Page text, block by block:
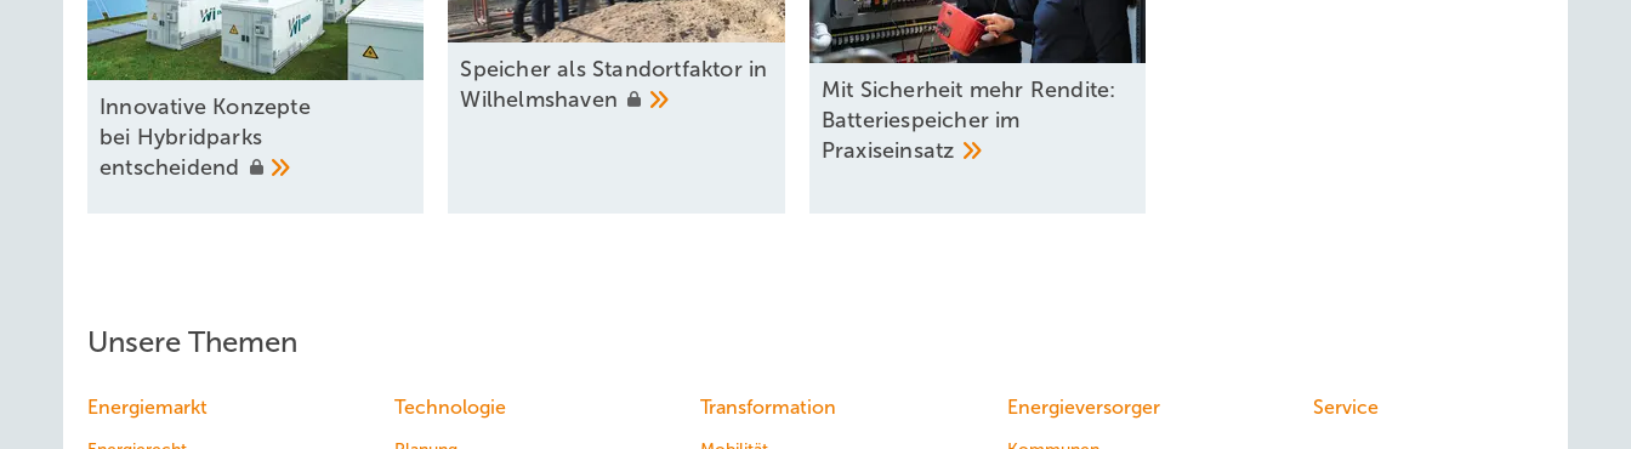
Innovative Konzepte
bei Hybridparks
entscheidend
Speicher als Standortfaktor in
Wilhelmshaven
Mit Sicherheit mehr Rendite:
Batteriespeicher im
Praxiseinsatz
Unsere Themen
Energiemarkt Technologie Transformation Energieversorger Service